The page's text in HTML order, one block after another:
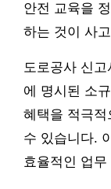
안전 교육을
하는 것이 사
도로공사 신고
에 명시된 소
혜택을 적극
수 있습니다.
효율적인 업